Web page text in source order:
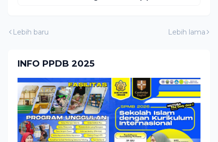
Lebih baru Lebih lama
INFO PPDB 2025